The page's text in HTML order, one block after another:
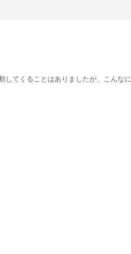
してくることはありましたが、こんなに